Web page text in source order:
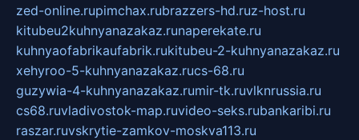
zed-online.rupimchax.rubrazzers-hd.ruz-host.ru
kitubeu2kuhnyanazakaz.runaperekate.ru
kuhnyaofabrikaufabrik.rukitubeu-2-kuhnyanazakaz.ru
xehyroo-5-kuhnyanazakaz.rucs-68.ru
guzywia-4-kuhnyanazakaz.rumir-tk.ruvlknrussia.ru
cs68.ruvladivostok-map.ruvideo-seks.rubankaribi.ru
raszar.ruvskrytie-zamkov-moskva113.ru